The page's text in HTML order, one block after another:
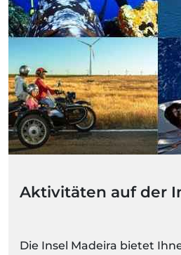
Aktivitäten auf der
Die Insel Madeira bietet